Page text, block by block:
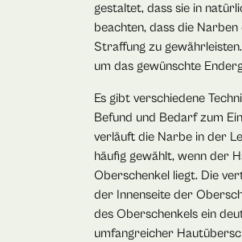
gestaltet, dass sie in
beachten, dass die
Straffung zu
um das gewünschte
Es gibt verschiedene
Befund und Bedarf zum
verläuft die Narbe in der
häufig gewählt, wenn der
Oberschenkel liegt. Die
der Innenseite der
des Oberschenkels ein
umfangreicher